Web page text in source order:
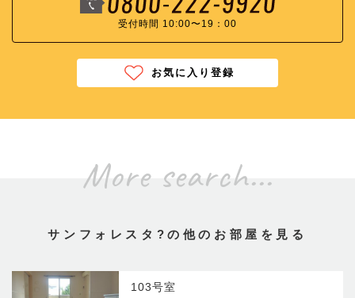
お気に入り登録
受付時間 10:00〜19：00
More search...
サンフォレスタ?の他のお部屋を見る
103号室